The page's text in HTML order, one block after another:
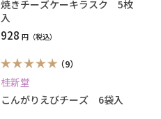
焼きチーズケーキラスク 5枚
入
928 円
（9）
桂新堂
こんがりえびチーズ 6袋入